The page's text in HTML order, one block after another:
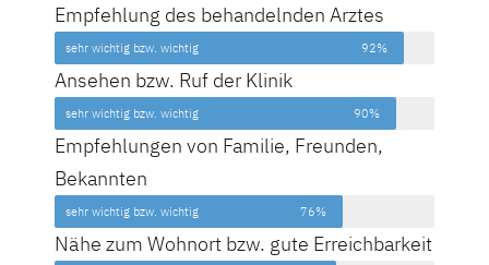
Empfehlung des behandelnden Arztes
sehr wichtig bzw. wichtig 92%
Ansehen bzw. Ruf der Klinik
sehr wichtig bzw. wichtig 90%
Empfehlungen von Familie, Freunden,
Bekannten
sehr wichtig bzw. wichtig 76%
Nähe zum Wohnort bzw. gute Erreichbarkeit